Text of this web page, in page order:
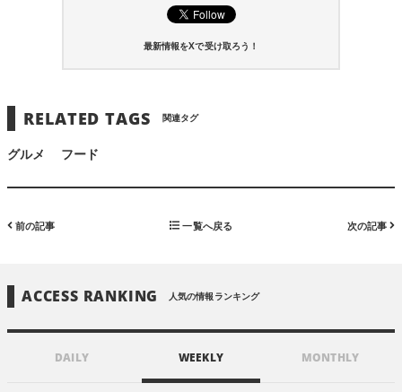
最新情報をXで受け取ろう！
RELATED TAGS 関連タグ
グルメ フード
前の記事 一覧へ戻る 次の記事
ACCESS RANKING 人気の情報ランキング
DAILY WEEKLY MONTHLY